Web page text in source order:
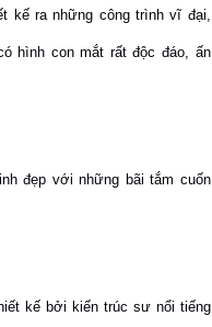
kế ra những công trình vĩ đại,
hình con mắt rất độc đáo, ấn
đẹp với những bãi tắm cuốn
kế bởi kiến trúc sư nổi tiếng